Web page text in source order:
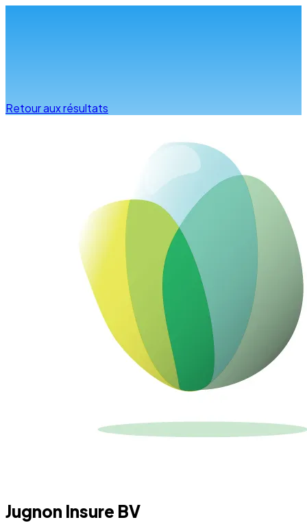
Retour aux résultats
Jugnon Insure BV